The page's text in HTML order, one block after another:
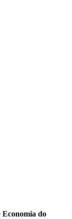
Economia do